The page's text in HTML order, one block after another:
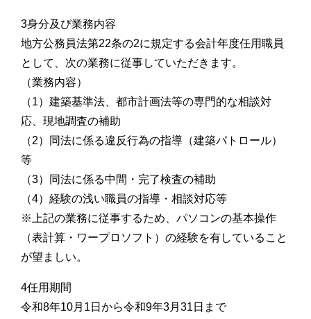
3身分及び業務内容
地方公務員法第22条の2に規定する会計年度任用職員
として、次の業務に従事していただきます。
（業務内容）
（1）建築基準法、都市計画法等の専門的な相談対
応、現地調査の補助
（2）同法に係る違反行為の指導（建築パトロール）
等
（3）同法に係る中間・完了検査の補助
（4）経験の浅い職員の指導・相談対応等
※上記の業務に従事するため、パソコンの基本操作
（表計算・ワープロソフト）の経験を有していること
が望ましい。
4任用期間
令和8年10月1日から令和9年3月31日まで